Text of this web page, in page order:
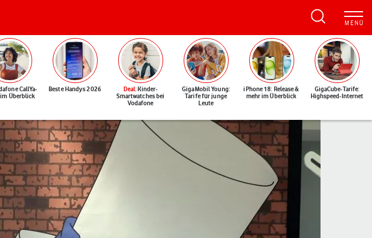
CallYa-
Überblick
Beste Handys 2026 Deal: Kinder-
Smartwatches bei
Vodafone
GigaMobil Young:
Tarife für junge
Leute
iPhone 18: Release &
mehr im Überblick
GigaCube-Tarife:
Highspeed-Internet